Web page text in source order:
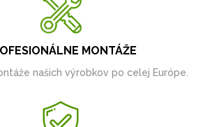
MONTÁŽE
našich výrobkov po celej Európe.